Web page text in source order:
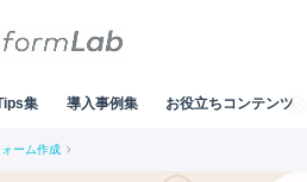
集 導入事例集 お役立ちコンテンツ
ォーム作成